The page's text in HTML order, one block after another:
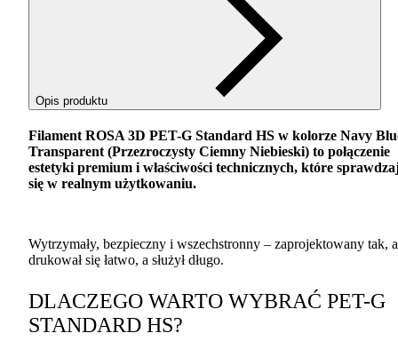
Opis produktu
Filament ROSA 3D PET-G Standard HS w kolorze Navy
Transparent (Przezroczysty Ciemny Niebieski) to połączenie
estetyki premium i właściwości technicznych, które
się w realnym użytkowaniu.
Wytrzymały, bezpieczny i wszechstronny – zaprojektowany tak,
drukował się łatwo, a służył długo.
DLACZEGO WARTO WYBRAĆ PET-G
STANDARD HS?